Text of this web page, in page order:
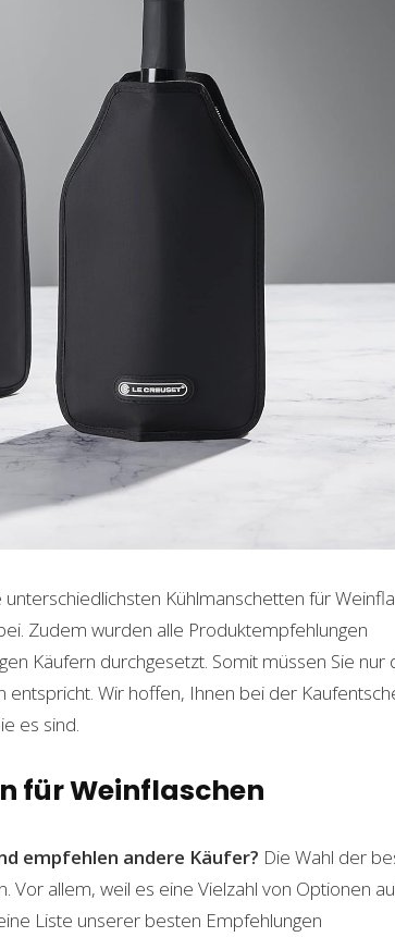
unterschiedlichsten Kühlmanschetten für
Zudem wurden alle Produktempfehlungen
Käufern durchgesetzt. Somit müssen Sie nur
Wir hoffen, Ihnen bei der
es sind.
für Weinflaschen
empfehlen andere Käufer? Die Wahl der
Vor allem, weil es eine Vielzahl von Optionen
Liste unserer besten Empfehlungen